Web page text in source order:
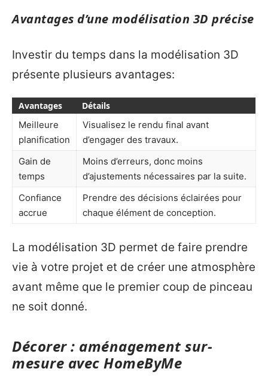
Avantages d’une modélisation 3D précise
Investir du temps dans la modélisation 3D
présente plusieurs avantages:
Avantages
Détails
Meilleure
planification
Visualisez le rendu final avant
d’engager des travaux.
Gain de
temps
Moins d’erreurs, donc moins
d’ajustements nécessaires par la suite.
Confiance
accrue
Prendre des décisions éclairées pour
chaque élément de conception.
La modélisation 3D permet de faire prendre
vie à votre projet et de créer une atmosphère
avant même que le premier coup de pinceau
ne soit donné.
Décorer : aménagement sur-
mesure avec HomeByMe